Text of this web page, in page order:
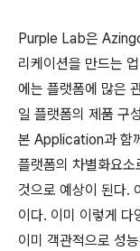
Purple Lab은
리케이션을 만드는
에는 플랫폼에 많은
일 플랫폼의 제품 구
본 Application과 함
플랫폼의 차별화요
것으로 예상이 된다.
이다. 이미 이렇게 다
이미 객관적으로 성